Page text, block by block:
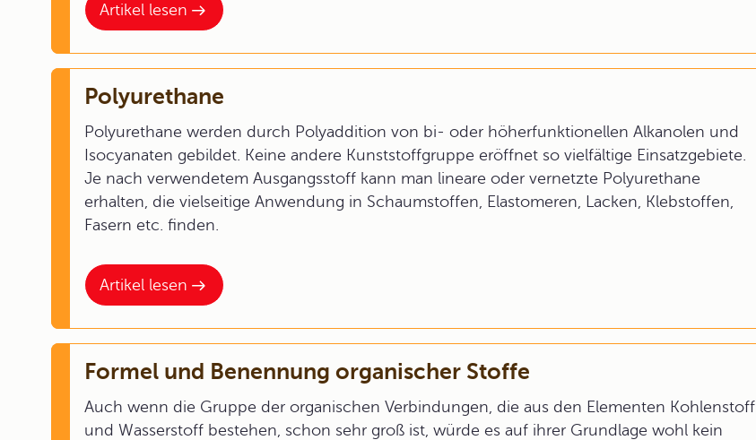
Artikel lesen
Artikel lesen
Polyurethane
Polyurethane werden durch Polyaddition von bi- oder höherfunktionellen Alkanolen und
Isocyanaten gebildet. Keine andere Kunststoffgruppe eröffnet so vielfältige Einsatzgebiete.
Je nach verwendetem Ausgangsstoff kann man lineare oder vernetzte Polyurethane
erhalten, die vielseitige Anwendung in Schaumstoffen, Elastomeren, Lacken, Klebstoffen,
Fasern etc. finden.
Formel und Benennung organischer Stoffe
Auch wenn die Gruppe der organischen Verbindungen, die aus den Elementen Kohlenstoff
und Wasserstoff bestehen, schon sehr groß ist, würde es auf ihrer Grundlage wohl kein